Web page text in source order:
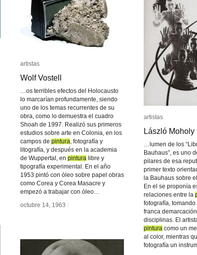
artistas
László Moholy
…lumen de los
Bauhaus”, es uno
pilares de esa
primer texto
la Bauhaus sobre
En el se proponía
relaciones entre la
fotografía,
franca
disciplinas. El
pintura como un
al color, mientras
fotografía un
artistas
László Moholy
pintura
artistas
Wolf Vostell
…os terribles efectos del Holocausto
lo marcarían profundamente, siendo
uno de los temas recurrentes de su
obra, como lo demuestra el cuadro
Shoah de 1997. Realizó sus primeros
estudios sobre arte en Colonia, en los
campos de pintura , fotografía y
litografía, y después en la academia
de Wuppertal, en pintura libre y
tipografía experimental. En el año
1953 pintó con óleo sobre papel obras
como Corea y Corea Masacre y
empezó a trabajar con óleo…
octubre 14, 1963 /
artistas
Wolf Vostell
pintura
pintura
octubre 14, 1963 /